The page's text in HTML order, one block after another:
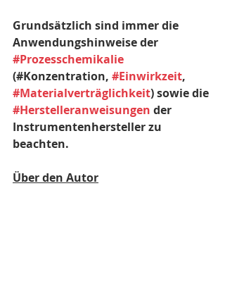
Grundsätzlich sind immer die
Anwendungshinweise der
#Prozesschemikalie
(#Konzentration, #Einwirkzeit,
#Materialverträglichkeit) sowie die
#Herstelleranweisungen der
Instrumentenhersteller zu
beachten.
Über den Autor